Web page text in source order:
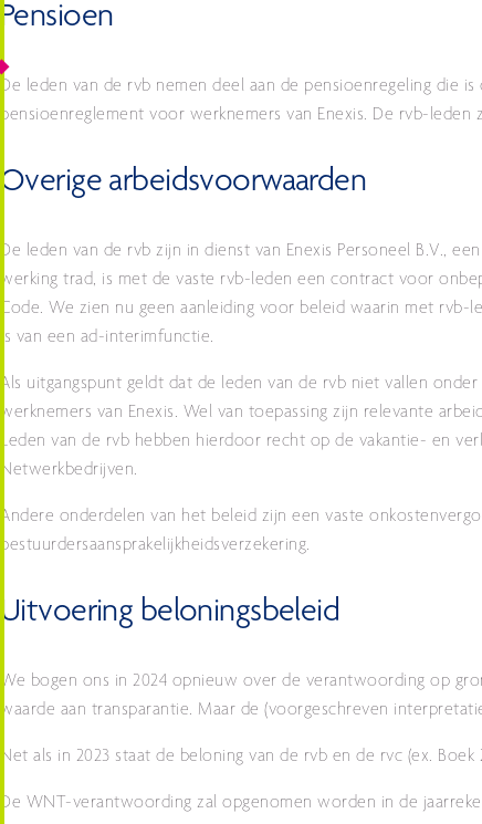
Pensioen
De leden van de rvb nemen deel aan de pensioenregeling die
pensioenreglement voor werknemers van Enexis. De rvb-
Overige arbeidsvoorwaarden
De leden van de rvb zijn in dienst van Enexis Personeel B.V.,
werking trad, is met de vaste rvb-leden een contract voor
Code. We zien nu geen aanleiding voor beleid waarin met
is van een ad-interimfunctie.
Als uitgangspunt geldt dat de leden van de rvb niet vallen
werknemers van Enexis. Wel van toepassing zijn relevante
Leden van de rvb hebben hierdoor recht op de vakantie- en
Netwerkbedrijven.
Andere onderdelen van het beleid zijn een vaste
bestuurdersaansprakelijkheidsverzekering.
Uitvoering beloningsbeleid
We bogen ons in 2024 opnieuw over de verantwoording op
waarde aan transparantie. Maar de (voorgeschreven
Net als in 2023 staat de beloning van de rvb en de rvc (ex.
De WNT-verantwoording zal opgenomen worden in de